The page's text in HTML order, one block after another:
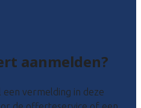
aanmelden?
vermelding in deze